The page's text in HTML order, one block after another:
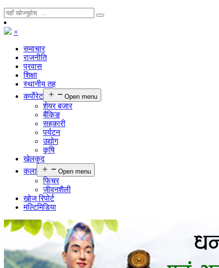
×
समाचार
राजनीति
प्रवास
शिक्षा
स्थानीय तह
कर्पाेरेट
Open menu
शेयर बजार
बैंकिङ
सहकारी
पर्यटन
उद्योग
कृषि
खेलकुद
कला
Open menu
फिचर
जीवनशैली
खोज रिपोर्ट
मल्टिमिडिया